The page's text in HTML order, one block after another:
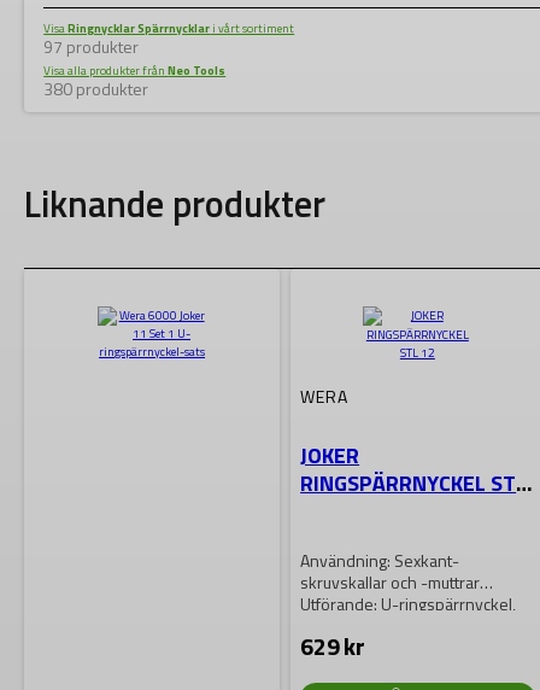
VisaRingnycklar Spärrnycklar i vårt sortiment
97 produkter
Visa alla produkter frånNeo Tools
380 produkter
Liknande produkter
WERA
JOKER
RINGSPÄRRNYCKEL STL
Användning: Sexkant-
skruvskallar och -muttrar
Utförande: U-ringspärrnyckel,
riktningsväxling, ringsidan krökt
629kr